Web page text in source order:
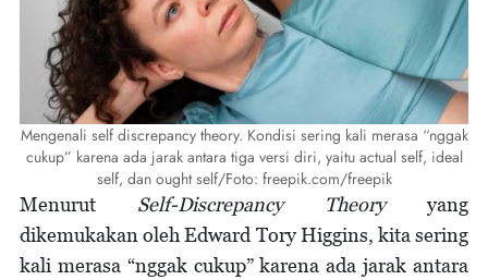
Mengenali self discrepancy theory. Kondisi sering kali merasa “nggak
cukup” karena ada jarak antara tiga versi diri, yaitu actual self, ideal
self, dan ought self/Foto: freepik.com/freepik
Menurut Self-Discrepancy Theoryyang
dikemukakan oleh Edward Tory Higgins, kita sering
kali merasa “nggak cukup” karena ada jarak antara